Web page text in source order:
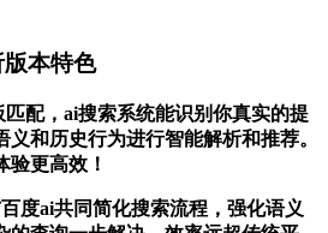
本特色
配，ai搜索系统能识别你真实的提
和历史行为进行智能解析和推荐。
验更高效！
度ai共同简化搜索流程，强化语义